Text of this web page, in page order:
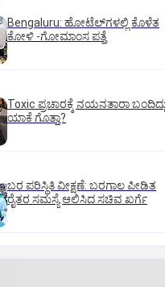
Bengaluru: ಹೋಟೆಲ್‌ಗ‌ಳಲ್ಲಿ ಕೊಳೆತ
ಕೋಳಿ -ಗೋಮಾಂಸ ಪತ್ತೆ
Toxic ಪ್ರಚಾರಕ್ಕೆ ನಯನತಾರಾ
ಯಾಕೆ ಗೊತ್ತಾ?
ಬರ ಪರಿಸ್ಥಿತಿ ವೀಕ್ಷಣೆ: ಬರಗಾಲ ಪೀಡಿತ
ರೈತರ ಸಮಸ್ಯೆ ಆಲಿಸಿದ ಸಚಿವ ಖರ್ಗೆ